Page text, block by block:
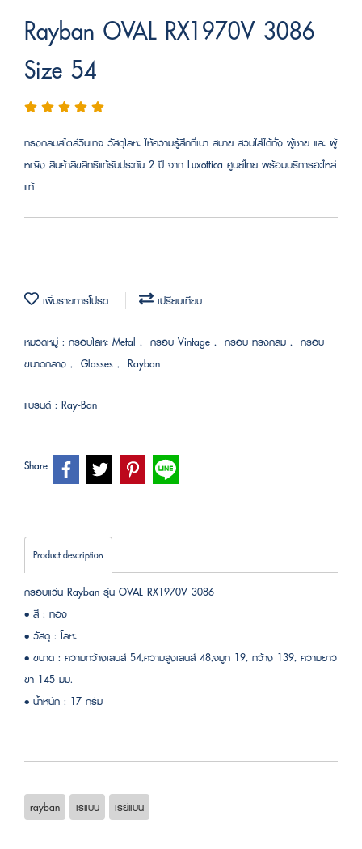
Rayban OVAL RX1970V 3086
Size 54
ทรงกลมสไตล์วินเทจ วัสดุโลหะ ให้ความรู้สึกที่เบา สบาย สวมใส่ได้ทั้ง ผู้ชาย และ ผู้
หญิง สินค้าลิขสิทธิแท้รับประกัน 2 ปี จาก Luxottica ศูนย์ไทย พร้อมบริการอะไหล่
แท้
เพิ่มรายการโปรด เปรียบเทียบ
หมวดหมู่ : กรอบโลหะ Metal , กรอบ Vintage , กรอบ ทรงกลม , กรอบ
ขนาดกลาง , Glasses , Rayban
แบรนด์ : Ray-Ban
Share
Product description
กรอบแว่น Rayban รุ่น OVAL RX1970V 3086
• สี : ทอง
• วัสดุ : โลหะ
• ขนาด : ความกว้างเลนส์ 54,ความสูงเลนส์ 48,จมูก 19, กว้าง 139, ความยาว
ขา 145 มม.
• น้ำหนัก : 17 กรัม
rayban เรแบน เรย์แบน